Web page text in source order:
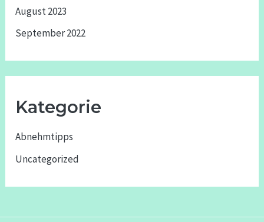
August 2023
September 2022
Kategorie
Abnehmtipps
Uncategorized